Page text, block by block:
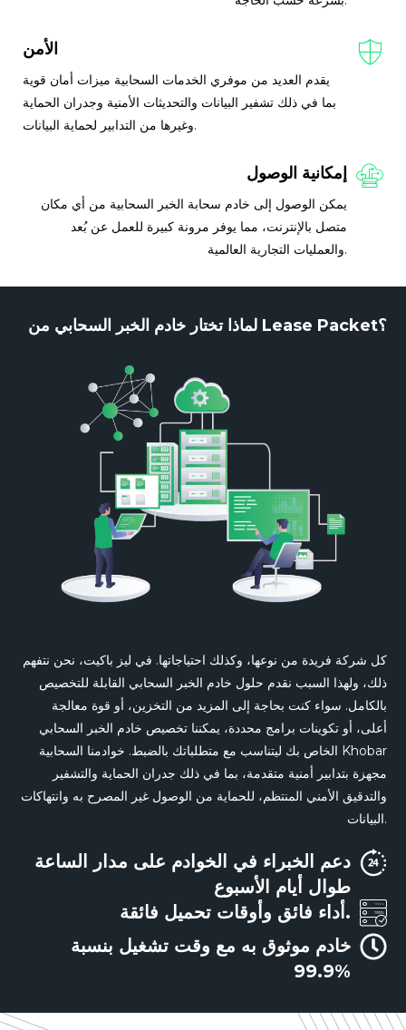
الأمن
يقدم العديد من موفري الخدمات السحابية ميزات أمان قوية
بما في ذلك تشفير البيانات والتحديثات الأمنية وجدران الحماية
وغيرها من التدابير لحماية البيانات.
إمكانية الوصول
يمكن الوصول إلى خادم سحابة الخبر السحابية من أي مكان
متصل بالإنترنت، مما يوفر مرونة كبيرة للعمل عن بُعد
والعمليات التجارية العالمية.
لماذا تختار خادم الخبر السحابي من Lease Packet؟
كل شركة فريدة من نوعها، وكذلك احتياجاتها. في ليز باكيت، نحن نتفهم
ذلك، ولهذا السبب نقدم حلول خادم الخبر السحابي القابلة للتخصيص
بالكامل. سواء كنت بحاجة إلى المزيد من التخزين، أو قوة معالجة
أعلى، أو تكوينات برامج محددة، يمكننا تخصيص خادم الخبر السحابي
الخاص بك ليتناسب مع متطلباتك بالضبط. خوادمنا السحابية Khobar
مجهزة بتدابير أمنية متقدمة، بما في ذلك جدران الحماية والتشفير
والتدقيق الأمني المنتظم، للحماية من الوصول غير المصرح به وانتهاكات
البيانات.
دعم الخبراء في الخوادم على مدار الساعة
طوال أيام الأسبوع
أداء فائق وأوقات تحميل فائقة.
خادم موثوق به مع وقت تشغيل بنسبة
99.9%